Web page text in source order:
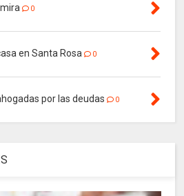
0
en Santa Rosa 0
por las deudas 0